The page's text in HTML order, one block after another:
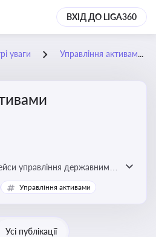
ВХІД ДО LIGA360
уваги Управління активами
управління державними,
активами, для
за збереження
Управління активами
Усі публікації